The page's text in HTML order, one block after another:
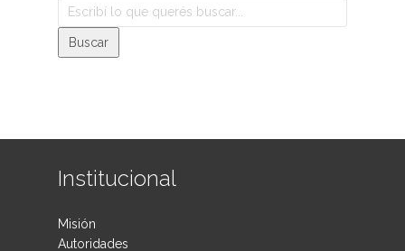
Institucional
Misión
Autoridades